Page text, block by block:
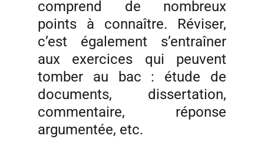
comprend de nombreux
points à connaître. Réviser,
c’est également s’entraîner
aux exercices qui peuvent
tomber au bac : étude de
documents, dissertation,
commentaire, réponse
argumentée, etc.